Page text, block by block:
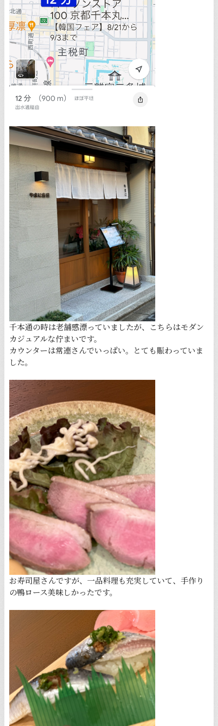
千本通の時は老舗感漂っていましたが、こちらはモダン
カジュアルな佇まいです。
カウンターは常連さんでいっぱい。とても賑わっていま
した。
お寿司屋さんですが、一品料理も充実していて、手作り
の鴨ロース美味しかったです。